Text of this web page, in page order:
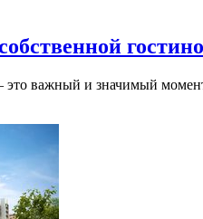
это важный и значимый